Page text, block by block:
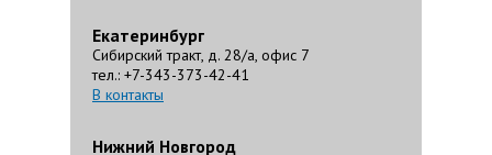
Екатеринбург
Сибирский тракт, д. 28/а, офис 7
тел.: +7-343-373-42-41
В контакты
Нижний Новгород